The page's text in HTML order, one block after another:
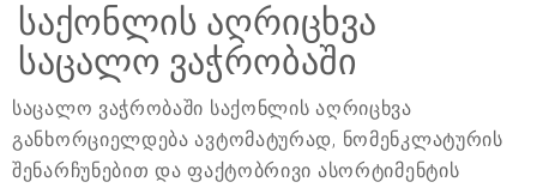
საქონლის აღრიცხვა
საცალო ვაჭრობაში
საცალო ვაჭრობაში საქონლის აღრიცხვა
განხორციელდება ავტომატურად, ნომენკლატურის
შენარჩუნებით და ფაქტობრივი ასორტიმენტის